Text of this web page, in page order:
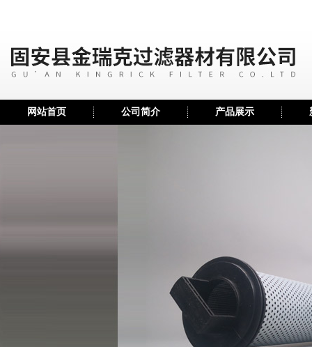
网站首页 公司简介 产品展示